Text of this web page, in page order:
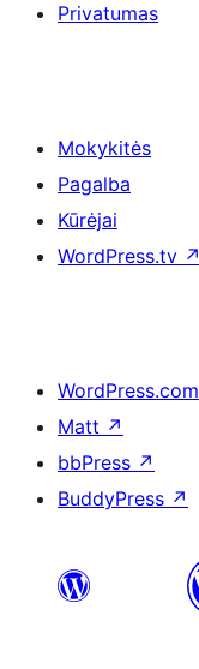
Privatumas
Mokykitės
Pagalba
Kūrėjai
WordPress.tv ↗
WordPress.com
Matt ↗
bbPress ↗
BuddyPress ↗